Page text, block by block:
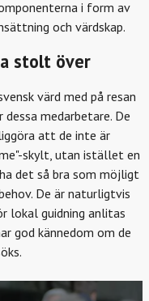
i form av
och värdskap.
stolt över
värd med på resan
medarbetare. De
att de inte är
skylt, utan istället en
det så bra som möjligt
De är naturligtvis
lokal guidning anlitas
god kännedom om de